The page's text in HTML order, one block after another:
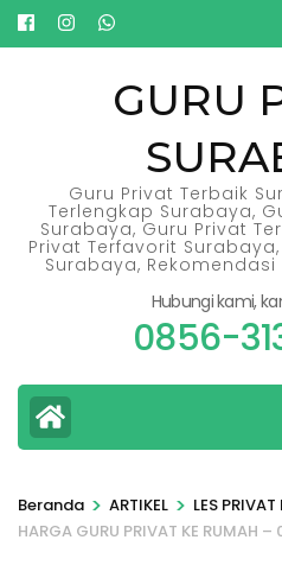
Lompat
ke
GURU
Guru Privat Terbaik
Terlengkap Surabaya,
Surabaya, Guru Privat
Privat Terfavorit
Surabaya,
Hubungi kami,
0856-
Beranda > ARTIKEL > LES
HARGA GURU PRIVAT KE RUMAH